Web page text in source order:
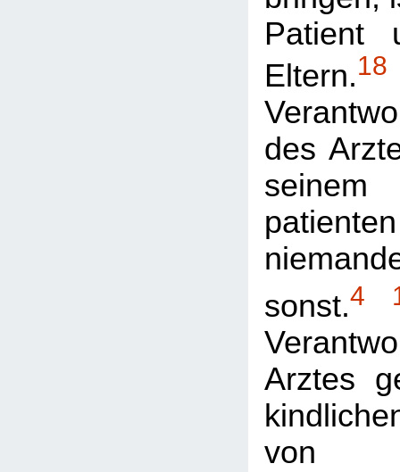
Patient
Eltern.18
des
sonst.4
Arztes
von